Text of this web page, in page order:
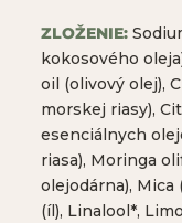
ZLOŽENIE:
kokosového
oil (olivový olej),
morskej riasy),
esenciálnych
riasa), Moringa
olejodárna), Mica
(íl), Linalool*,